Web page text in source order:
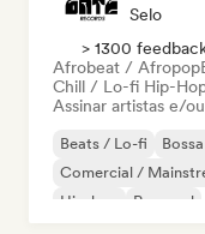
Selo
> 1300
Afrobeat / Afropop
Chill / Lo-fi Hip-
Assinar artistas e/
Beats / Lo-fi
Comercial /
Hip-hop
Pop soul